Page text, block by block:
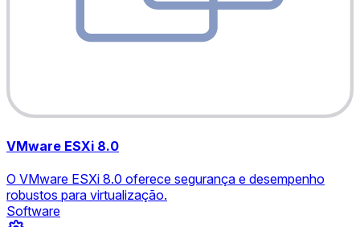
VMware ESXi 8.0
O VMware ESXi 8.0 oferece segurança e desempenho
robustos para virtualização.
Software